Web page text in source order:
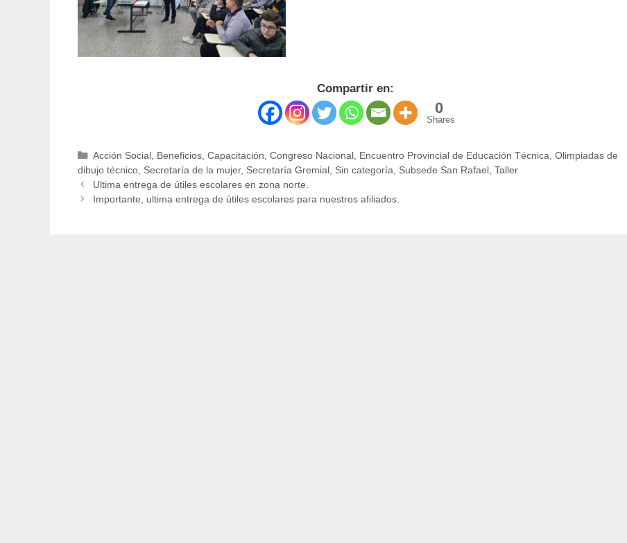
Compartir en:
0
Shares
Categorías
Acción Social, Beneficios, Capacitación Congreso Nacional, Encuentro Provincial de Educación Técnica Olimpiadas de
dibujo técnico Secretaría de la mujer, Secretaría Gremial Sin categoría Subsede San Rafael Taller
Ultima entrega de útiles escolares en zona norte.
Importante, ultima entrega de útiles escolares para nuestros afiliados.